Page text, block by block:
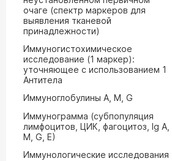
очаге (спектр маркеров для
выявления тканевой
принадлежности)
Иммуногистохимическое
исследование (1 маркер):
уточняющее с использованием 1
Антитела
Иммуноглобулины А, М, G
Иммунограмма (субпопуляция
лимфоцитов, ЦИК, фагоцитоз, Ig A,
M, G, Е)
Иммунологические исследования